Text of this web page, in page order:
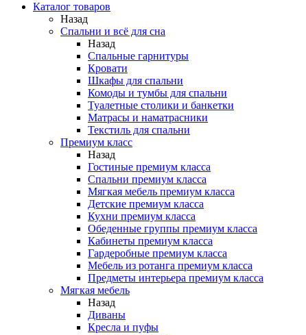
Каталог товаров
Назад
Спальни и всё для сна
Назад
Спальные гарнитуры
Кровати
Шкафы для спальни
Комоды и тумбы для спальни
Туалетные столики и банкетки
Матрасы и наматрасники
Текстиль для спальни
Премиум класс
Назад
Гостиные премиум класса
Спальни премиум класса
Мягкая мебель премиум класса
Детские премиум класса
Кухни премиум класса
Обеденные группы премиум класса
Кабинеты премиум класса
Гардеробные премиум класса
Мебель из ротанга премиум класса
Предметы интерьера премиум класса
Мягкая мебель
Назад
Диваны
Кресла и пуфы